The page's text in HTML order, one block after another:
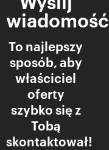
wiadomość
To najlepszy
sposób, aby
właściciel
oferty
szybko się z
Tobą
skontaktował!